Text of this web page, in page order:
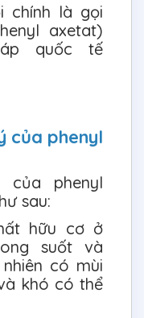
chính là gọi
axetat)
quốc tế
của phenyl
phenyl
sau:
hữu cơ ở
suốt và
có mùi
khó có thể